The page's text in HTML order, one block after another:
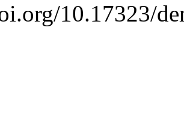
10.17323/